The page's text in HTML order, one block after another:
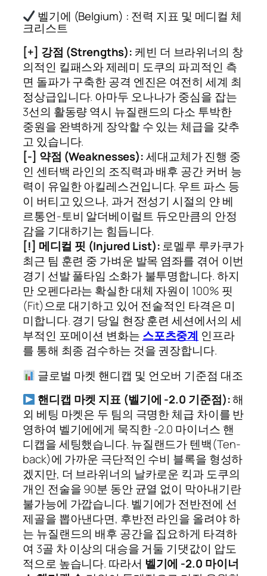
벨기에 (Belgium) : 전력 지표 및 메디컬 체
크리스트
[+] 강점 (Strengths): 케빈 더 브라위너의 창
의적인 킬패스와 제레미 도쿠의 파괴적인 측
면 돌파가 구축한 공격 엔진은 여전히 세계 최
정상급입니다. 아마두 오나나가 중심을 잡는
3선의 활동량 역시 뉴질랜드의 다소 투박한
중원을 완벽하게 장악할 수 있는 체급을 갖추
고 있습니다.
[-] 약점 (Weaknesses):세대교체가 진행 중
인 센터백 라인의 조직력과 배후 공간 커버 능
력이 유일한 아킬레스건입니다. 우트 파스 등
이 버티고 있으나, 과거 전성기 시절의 얀 베
르통언-토비 알더베이럴트 듀오만큼의 안정
감을 기대하기는 힘듭니다.
[!] 메디컬 핏 (Injured List):로멜루 루카쿠가
최근 팀 훈련 중 가벼운 발목 염좌를 겪어 이번
경기 선발 풀타임 소화가 불투명합니다. 하지
만 오펜다라는 확실한 대체 자원이 100% 핏
(Fit)으로 대기하고 있어 전술적인 타격은 미
미합니다. 경기 당일 현장 훈련 세션에서의 세
부적인 포메이션 변화는 스포츠중계 인프라
를 통해 최종 검수하는 것을 권장합니다.
글로벌 마켓 핸디캡 및 언오버 기준점 대조
핸디캡 마켓 지표 (벨기에 -2.0 기준점):해
외 베팅 마켓은 두 팀의 극명한 체급 차이를 반
영하여 벨기에에게 묵직한 -2.0 마이너스 핸
디캡을 세팅했습니다. 뉴질랜드가 텐백(Ten-
back)에 가까운 극단적인 수비 블록을 형성하
겠지만, 더 브라위너의 날카로운 킥과 도쿠의
개인 전술을 90분 동안 균열 없이 막아내기란
불가능에 가깝습니다. 벨기에가 전반전에 선
제골을 뽑아낸다면, 후반전 라인을 올려야 하
는 뉴질랜드의 배후 공간을 집요하게 타격하
여 3골 차 이상의 대승을 거둘 기댓값이 압도
적으로 높습니다. 따라서 벨기에 -2.0 마이너